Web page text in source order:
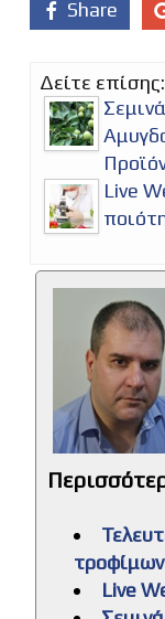
Share
Δείτε επίσης:
Live
τροφίμων
Live